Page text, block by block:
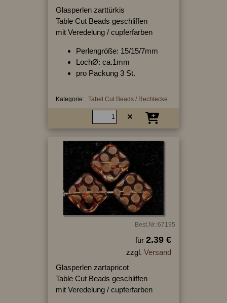
Glasperlen zarttürkis
Table Cut Beads geschliffen
mit Veredelung / cupferfarben
Perlengröße: 15/15/7mm
LochØ: ca.1mm
pro Packung 3 St.
Kategorie: Tabel Cut Beads / Rechtecke
Best.Nr.:67195
für 2.39 €
zzgl. Versand
Glasperlen zartapricot
Table Cut Beads geschliffen
mit Veredelung / cupferfarben